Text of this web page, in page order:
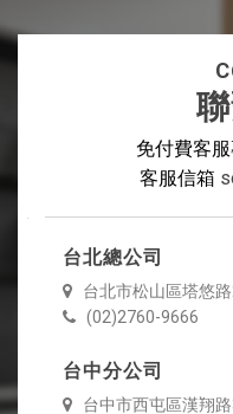
C
免付費客
客服信箱
台北總公司
台北市松山區塔悠
(02)2760-9666
台中分公司
台中市西屯區漢翔